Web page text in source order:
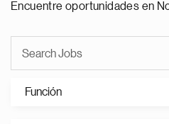
Encuentre oportunidades en
Función